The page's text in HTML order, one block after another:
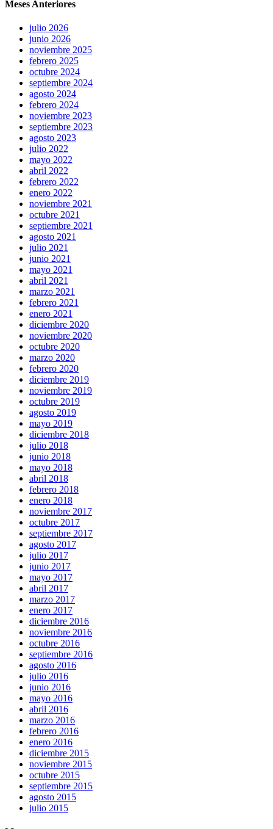
Meses Anteriores
julio 2026
junio 2026
noviembre 2025
febrero 2025
octubre 2024
septiembre 2024
agosto 2024
febrero 2024
noviembre 2023
septiembre 2023
agosto 2023
julio 2022
mayo 2022
abril 2022
febrero 2022
enero 2022
noviembre 2021
octubre 2021
septiembre 2021
agosto 2021
julio 2021
junio 2021
mayo 2021
abril 2021
marzo 2021
febrero 2021
enero 2021
diciembre 2020
noviembre 2020
octubre 2020
marzo 2020
febrero 2020
diciembre 2019
noviembre 2019
octubre 2019
agosto 2019
mayo 2019
diciembre 2018
julio 2018
junio 2018
mayo 2018
abril 2018
febrero 2018
enero 2018
noviembre 2017
octubre 2017
septiembre 2017
agosto 2017
julio 2017
junio 2017
mayo 2017
abril 2017
marzo 2017
enero 2017
diciembre 2016
noviembre 2016
octubre 2016
septiembre 2016
agosto 2016
julio 2016
junio 2016
mayo 2016
abril 2016
marzo 2016
febrero 2016
enero 2016
diciembre 2015
noviembre 2015
octubre 2015
septiembre 2015
agosto 2015
julio 2015